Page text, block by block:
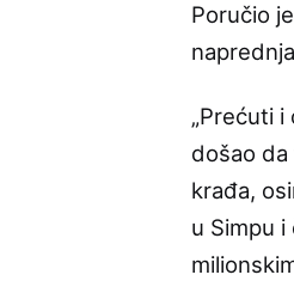
Poručio je
„Prećuti
došao
krađa,
u Simpu